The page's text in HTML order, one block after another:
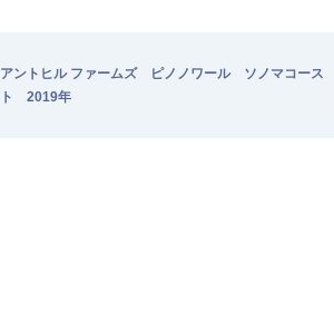
アントヒル ファームズ ピノノワール ソノマコース
ト 2019年